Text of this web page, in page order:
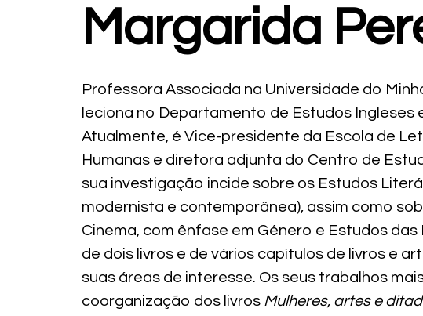
Margarida
Professora Associada na Universidade do
leciona no Departamento de Estudos Ingleses
Atualmente, é Vice-presidente da Escola de
Humanas e diretora adjunta do Centro de
sua investigação incide sobre os Estudos
modernista e contemporânea), assim como
Cinema, com ênfase em Género e Estudos das
de dois livros e de vários capítulos de livros e
suas áreas de interesse. Os seus trabalhos
coorganização dos livros Mulheres, artes e